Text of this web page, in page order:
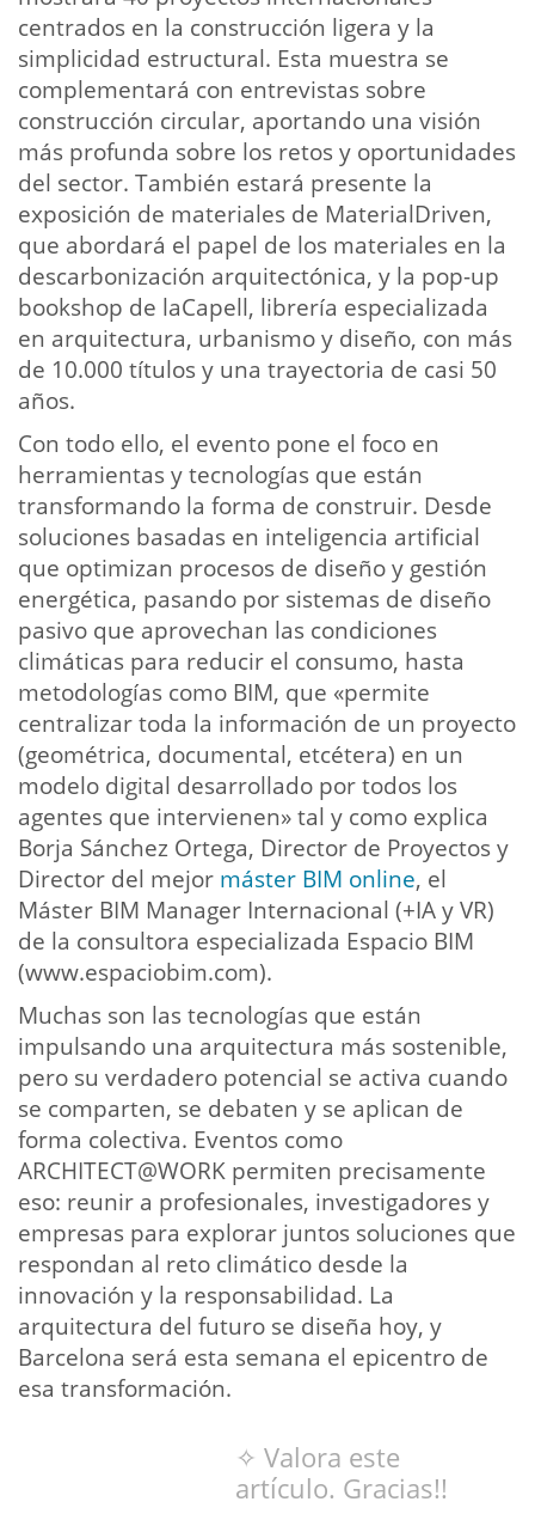
centrados en la construcción ligera y la
simplicidad estructural. Esta muestra se
complementará con entrevistas sobre
construcción circular, aportando una visión
más profunda sobre los retos y oportunidades
del sector. También estará presente la
exposición de materiales de MaterialDriven,
que abordará el papel de los materiales en la
descarbonización arquitectónica, y la pop-up
bookshop de laCapell, librería especializada
en arquitectura, urbanismo y diseño, con más
de 10.000 títulos y una trayectoria de casi 50
años.
Con todo ello, el evento pone el foco en
herramientas y tecnologías que están
transformando la forma de construir. Desde
soluciones basadas en inteligencia artificial
que optimizan procesos de diseño y gestión
energética, pasando por sistemas de diseño
pasivo que aprovechan las condiciones
climáticas para reducir el consumo, hasta
metodologías como BIM, que «permite
centralizar toda la información de un proyecto
(geométrica, documental, etcétera) en un
modelo digital desarrollado por todos los
agentes que intervienen» tal y como explica
Borja Sánchez Ortega, Director de Proyectos y
Director del mejor máster BIM online, el
Máster BIM Manager Internacional (+IA y VR)
de la consultora especializada Espacio BIM
(www.espaciobim.com).
Muchas son las tecnologías que están
impulsando una arquitectura más sostenible,
pero su verdadero potencial se activa cuando
se comparten, se debaten y se aplican de
forma colectiva. Eventos como
ARCHITECT@WORK permiten precisamente
eso: reunir a profesionales, investigadores y
empresas para explorar juntos soluciones que
respondan al reto climático desde la
innovación y la responsabilidad. La
arquitectura del futuro se diseña hoy, y
Barcelona será esta semana el epicentro de
esa transformación.
✧ Valora este
artículo. Gracias!!